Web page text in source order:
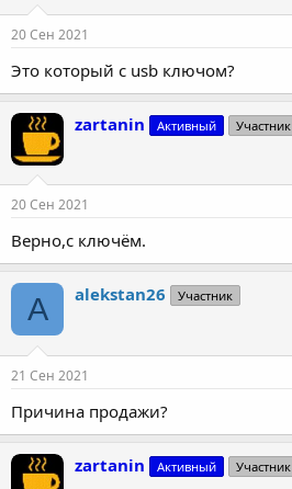
20 Сен 2021
Это который с usb ключом?
zartanin Активный Участник
20 Сен 2021
Верно,с ключём.
A alekstan26 Участник
21 Сен 2021
Причина продажи?
zartanin Активный Участник